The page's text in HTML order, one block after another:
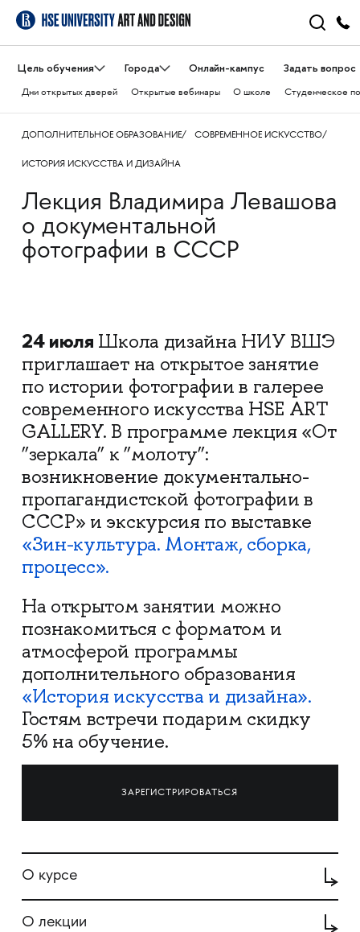
Цель обучения Города Онлайн-кампус Задать вопрос
Дни открытых дверей Открытые вебинары О школе Студенческое
ДОПОЛНИТЕЛЬНОЕ ОБРАЗОВАНИЕ СОВРЕМЕННОЕ ИСКУССТВО
ИСТОРИЯ ИСКУССТВА И ДИЗАЙНА
Лекция Владимира Левашова
о документальной
фотографии в СССР
24 июля Школа дизайна НИУ ВШЭ
приглашает на открытое занятие
по истории фотографии в галерее
современного искусства HSE ART
GALLERY. В программе лекция «От
”зеркала” к ”молоту”:
возникновение документально-
пропагандистской фотографии в
СССР» и экскурсия по выставке
«Зин-культура. Монтаж, сборка,
процесс».
На открытом занятии можно
познакомиться с форматом и
атмосферой программы
дополнительного образования
«История искусства и дизайна».
Гостям встречи подарим скидку
5% на обучение.
ЗАРЕГИСТРИРОВАТЬСЯ
О курсе
О лекции